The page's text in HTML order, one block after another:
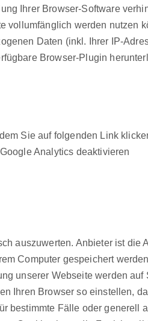
Ihrer Brows­er-Soft­ware
vol­lum­fänglich wer­den nutzen
Dat­en (inkl. Ihrer IP-
Brows­er-Plu­g­in
Sie auf fol­gen­den Link
Ana­lyt­ics deak­tivieren
auszuw­erten. Anbi­eter ist
Com­put­er gespe­ichert
unser­er Web­seite wer­den auf
Ihren Brows­er so ein­stellen,
bes­timmte Fälle oder generell